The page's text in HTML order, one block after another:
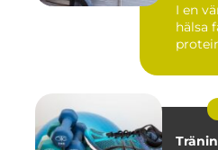
I en
hälsa